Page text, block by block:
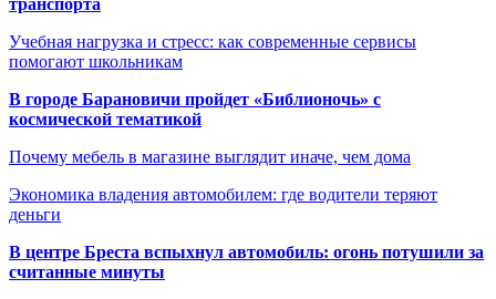
транспорта
Учебная нагрузка и стресс: как современные сервисы
помогают школьникам
В городе Барановичи пройдет «Библионочь» с
космической тематикой
Почему мебель в магазине выглядит иначе, чем дома
Экономика владения автомобилем: где водители теряют
деньги
В центре Бреста вспыхнул автомобиль: огонь потушили за
считанные минуты